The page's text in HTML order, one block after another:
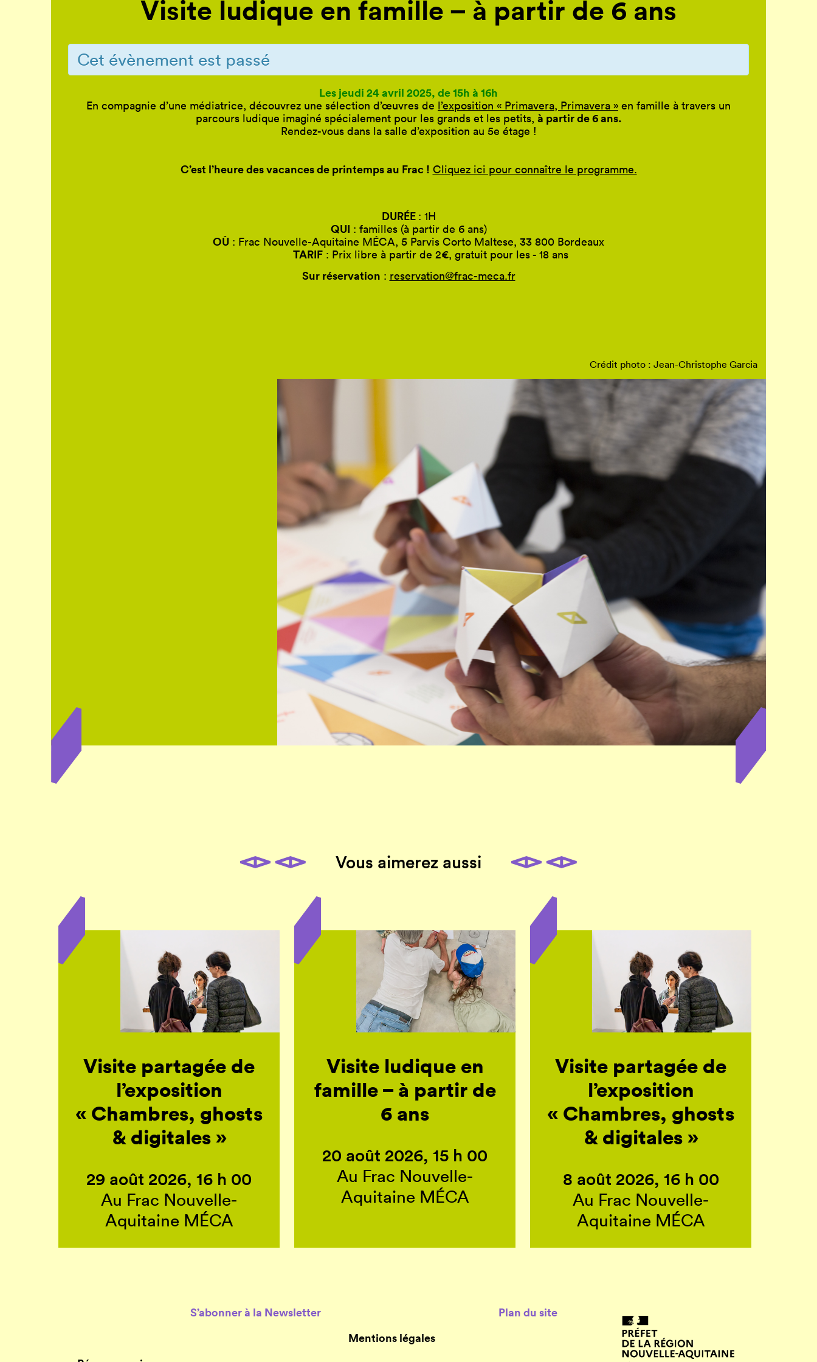
Visite ludique en famille – à partir de 6 ans
Cet évènement est passé
Les jeudi 24 avril 2025, de 15h à 16h
En compagnie d’une médiatrice, découvrez une sélection d’œuvres de l’exposition « Primavera, Primavera » en famille à travers un
parcours ludique imaginé spécialement pour les grands et les petits, à partir de 6 ans.
Rendez-vous dans la salle d’exposition au 5e étage !
C’est l’heure des vacances de printemps au Frac ! Cliquez ici pour connaître le programme.
DURÉE : 1H
QUI : familles (à partir de 6 ans)
OÙ : Frac Nouvelle-Aquitaine MÉCA, 5 Parvis Corto Maltese, 33 800 Bordeaux
TARIF: Prix libre à partir de 2€, gratuit pour les - 18 ans
Sur réservation : reservation@frac-meca.fr
Crédit photo : Jean-Christophe Garcia
Vous aimerez aussi
Visite partagée de
l’exposition
« Chambres, ghosts
& digitales »
29 août 2026, 16 h 00
Au Frac Nouvelle-
Aquitaine MÉCA
Visite ludique en
famille – à partir de
6 ans
20 août 2026, 15 h 00
Au Frac Nouvelle-
Aquitaine MÉCA
Visite partagée de
l’exposition
« Chambres, ghosts
& digitales »
8 août 2026, 16 h 00
Au Frac Nouvelle-
Aquitaine MÉCA
S’abonner à la Newsletter
Mentions légales
Plan du site